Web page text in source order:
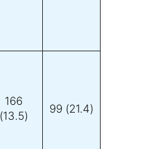
166
(13.5)
99 (21.4)